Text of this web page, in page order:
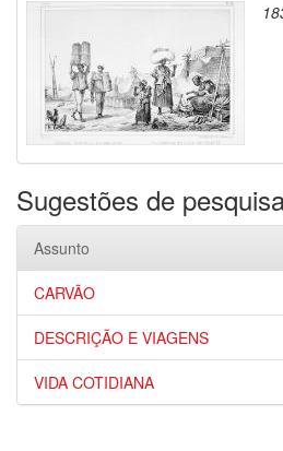
Sugestões de
Assunto
CARVÃO
DESCRIÇÃO E VIAGENS
VIDA COTIDIANA